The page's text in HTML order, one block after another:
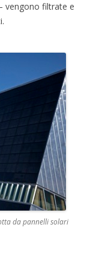
vengono filtrate e
da pannelli solari